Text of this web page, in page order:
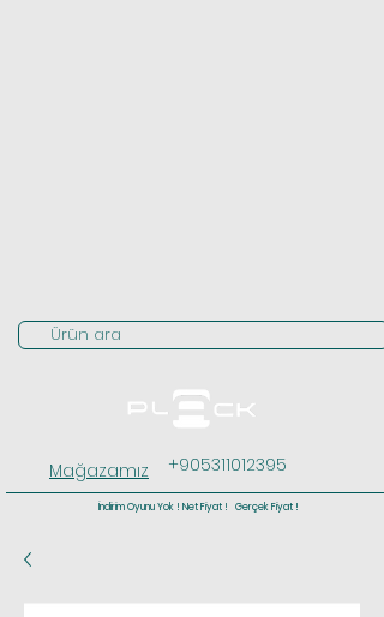
Ürün ara
Mağazamız +905311012395
İndirim Oyunu Yok ! Net Fiyat ! Gerçek Fiyat !